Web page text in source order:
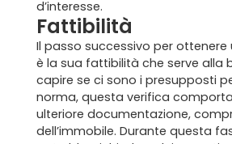
d’interesse.
Fattibilità
Il passo successivo per
è la sua fattibilità che serve alla
capire se ci sono i presupposti
norma, questa verifica
ulteriore documentazione,
dell’immobile. Durante questa